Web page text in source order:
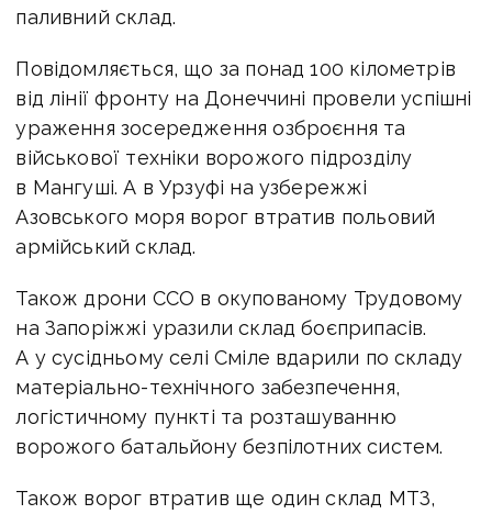
паливний склад.
Повідомляється, що за понад 100 кілометрів
від лінії фронту на Донеччині провели успішні
ураження зосередження озброєння та
військової техніки ворожого підрозділу
в Мангуші. А в Урзуфі на узбережжі
Азовського моря ворог втратив польовий
армійський склад.
Також дрони ССО в окупованому Трудовому
на Запоріжжі уразили склад боєприпасів.
А у сусідньому селі Сміле вдарили по складу
матеріально-технічного забезпечення,
логістичному пункті та розташуванню
ворожого батальйону безпілотних систем.
Також ворог втратив ще один склад МТЗ,